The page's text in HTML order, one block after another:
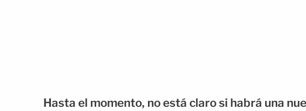
Hasta el momento, no está claro si habrá una